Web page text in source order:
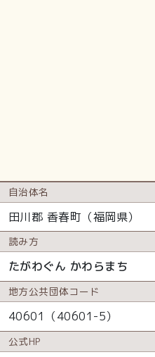
自治体名
田川郡 香春町（福岡県）
読み方
たがわぐん かわらまち
地方公共団体コード
40601（40601-5）
公式HP